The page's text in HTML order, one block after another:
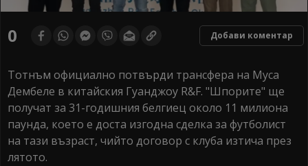
0 Добави коментар
Тотнъм официално потвърди трансфера на Муса
Дембеле в китайския Гуанджоу R&F. "Шпорите" ще
получат за 31-годишния белгиец около 11 милиона
паунда, което е доста изгодна сделка за футболист
на тази възраст, чийто договор с клуба изтича през
лятото.